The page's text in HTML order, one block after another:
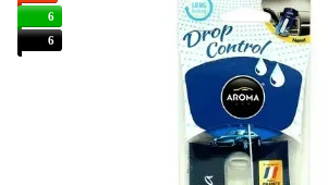
6
6